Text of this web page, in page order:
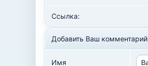
Ссылка:
Добавить Ваш комментарий
Имя